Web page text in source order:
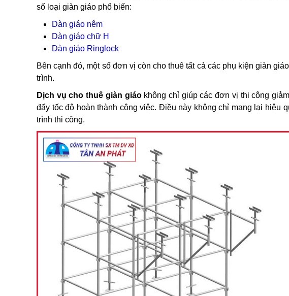
số loại giàn giáo phổ biến:
Dàn giáo nêm
Dàn giáo chữ H
Dàn giáo Ringlock
Bên cạnh đó, một số đơn vị còn cho thuê tất cả các phụ kiện giàn
trình.
Dịch vụ cho thuê giàn giáokhông chỉ giúp các đơn vị thi công
đẩy tốc độ hoàn thành công việc. Điều này không chỉ mang lại hiệu
trình thi công.